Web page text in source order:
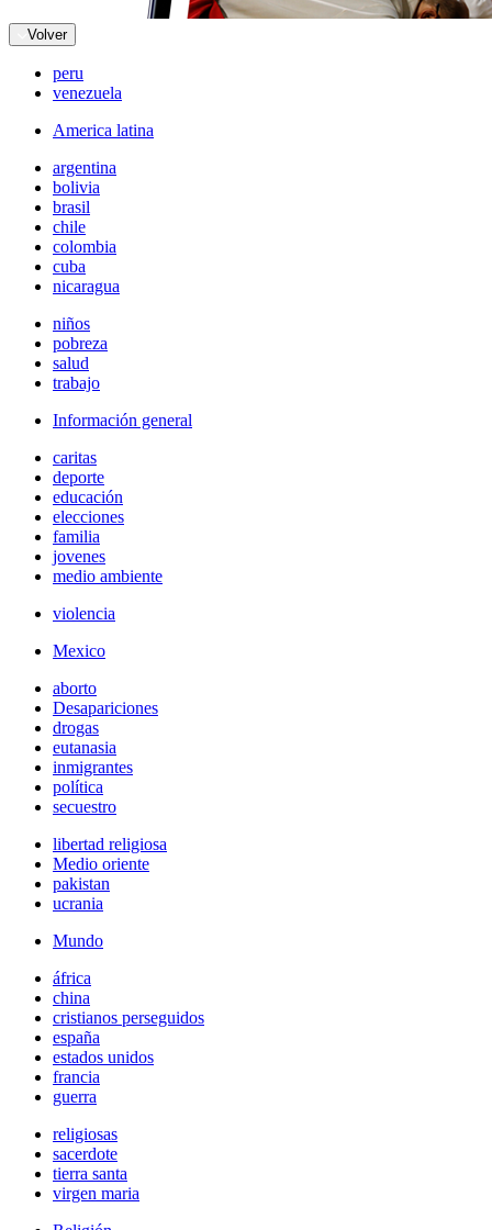
Volver
peru
venezuela
America latina
argentina
bolivia
brasil
chile
colombia
cuba
nicaragua
niños
pobreza
salud
trabajo
Información general
caritas
deporte
educación
elecciones
familia
jovenes
medio ambiente
violencia
Mexico
aborto
Desapariciones
drogas
eutanasia
inmigrantes
política
secuestro
libertad religiosa
Medio oriente
pakistan
ucrania
Mundo
áfrica
china
cristianos perseguidos
españa
estados unidos
francia
guerra
religiosas
sacerdote
tierra santa
virgen maria